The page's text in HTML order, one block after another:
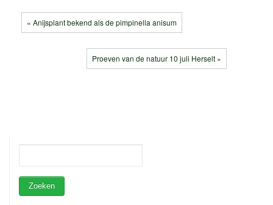
« Anijsplant bekend als de pimpinella anisum
Proeven van de natuur 10 juli Herselt »